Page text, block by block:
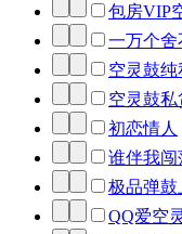
包房VIP
一万个舍
空灵鼓纯
空灵鼓私
初恋情人
谁伴我闯
极品弹鼓
QQ爱空